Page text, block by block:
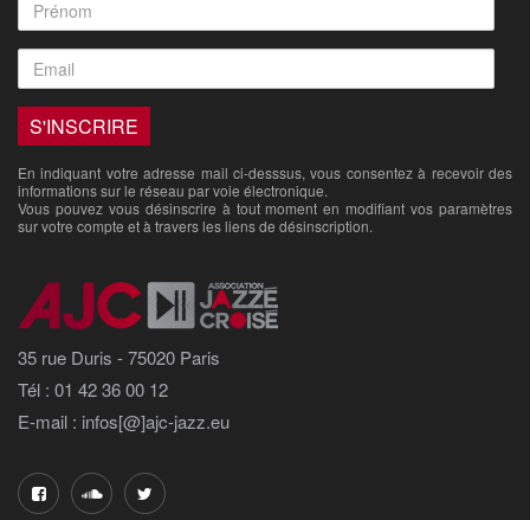
En indiquant votre adresse mail ci-desssus, vous consentez à recevoir des
informations sur le réseau par voie électronique.
Vous pouvez vous désinscrire à tout moment en modifiant vos paramètres
sur votre compte et à travers les liens de désinscription.
35 rue Duris - 75020 Paris
Tél : 01 42 36 00 12
E-mail : infos[@]ajc-jazz.eu